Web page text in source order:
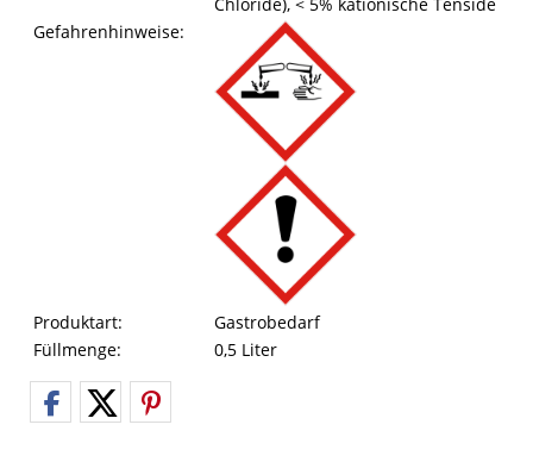
Gefahrenhinweise:
Produktart:
Gastrobedarf
Füllmenge:
0,5 Liter